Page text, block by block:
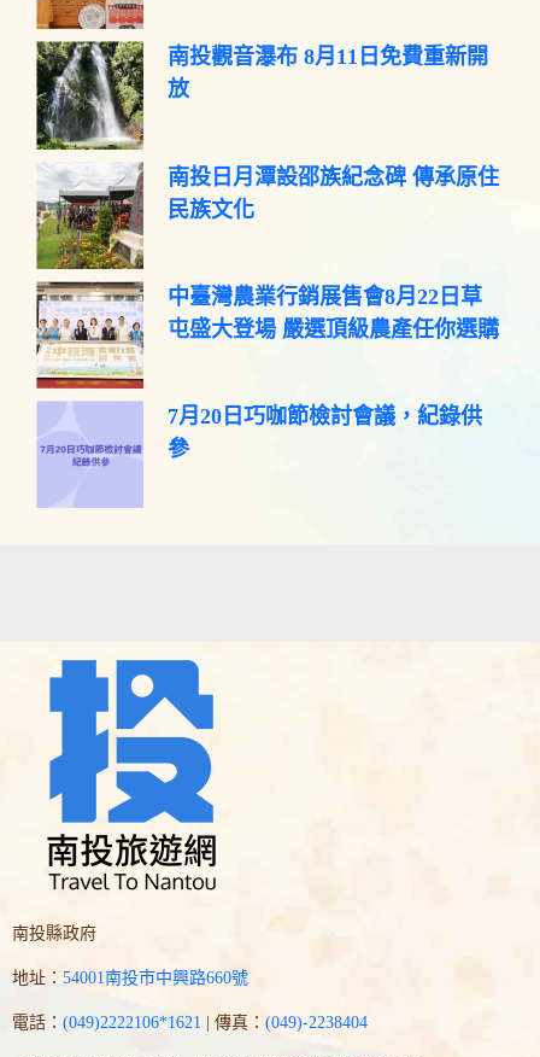
南投觀音瀑布 8月11日免費重新開
放
南投日月潭設邵族紀念碑 傳承原住
民族文化
中臺灣農業行銷展售會8月22日草
屯盛大登場 嚴選頂級農產任你選購
7月20日巧咖節檢討會議，紀錄供
參
南投縣政府
地址： 54001南投市中興路660號
電話： (049)2222106*1621 | 傳真： (049)-2238404